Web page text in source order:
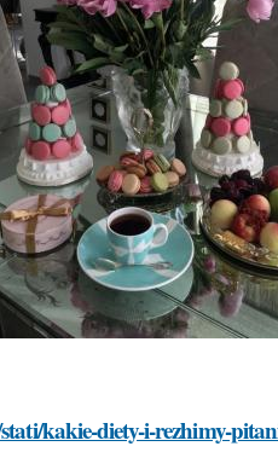
kakie-diety-i-rezhimy-